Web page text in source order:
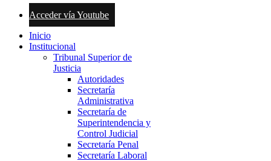
Acceder vía Youtube
Inicio
Institucional
Tribunal Superior de
Justicia
Autoridades
Secretaría
Administrativa
Secretaría de
Superintendencia y
Control Judicial
Secretaría Penal
Secretaría Laboral